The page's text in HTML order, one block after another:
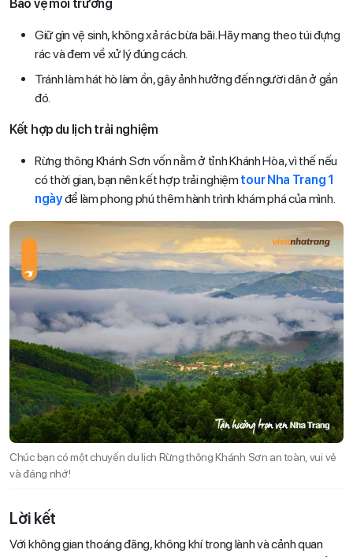
Bảo vệ môi trường
Giữ gìn vệ sinh, không xả rác bừa bãi. Hãy mang theo túi đựng
rác và đem về xử lý đúng cách.
Tránh làm hát hò làm ồn, gây ảnh hưởng đến người dân ở gần
đó.
Kết hợp du lịch trải nghiệm
Rừng thông Khánh Sơn vốn nằm ở tỉnh Khánh Hòa, vì thế nếu
có thời gian, bạn nên kết hợp trải nghiệm tour Nha Trang 1
ngàyđể làm phong phú thêm hành trình khám phá của mình.
Chúc bạn có một chuyến du lịch Rừng thông Khánh Sơn an toàn, vui vẻ
và đáng nhớ!
Lời kết
Với không gian thoáng đãng, không khí trong lành và cảnh quan